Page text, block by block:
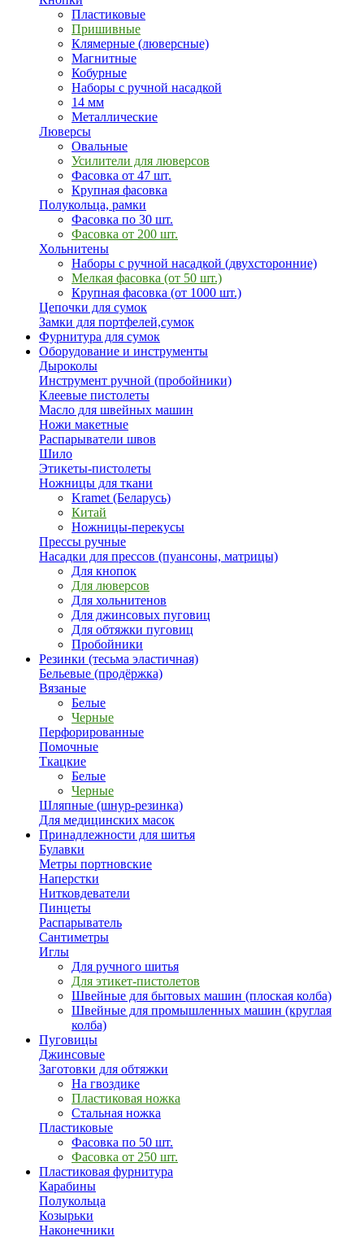
Пластиковые
Пришивные
Клямерные (люверсные)
Магнитные
Кобурные
Наборы с ручной насадкой
14 мм
Металлические
Люверсы
Овальные
Усилители для люверсов
Фасовка от 47 шт.
Крупная фасовка
Полукольца, рамки
Фасовка по 30 шт.
Фасовка от 200 шт.
Хольнитены
Наборы с ручной насадкой (двухсторонние)
Мелкая фасовка (от 50 шт.)
Крупная фасовка (от 1000 шт.)
Цепочки для сумок
Замки для портфелей,сумок
Фурнитура для сумок
Оборудование и инструменты
Дыроколы
Инструмент ручной (пробойники)
Клеевые пистолеты
Масло для швейных машин
Ножи макетные
Распарыватели швов
Шило
Этикеты-пистолеты
Ножницы для ткани
Kramet (Беларусь)
Китай
Ножницы-перекусы
Прессы ручные
Насадки для прессов (пуансоны, матрицы)
Для кнопок
Для люверсов
Для хольнитенов
Для джинсовых пуговиц
Для обтяжки пуговиц
Пробойники
Резинки (тесьма эластичная)
Бельевые (продёржка)
Вязаные
Белые
Черные
Перфорированные
Помочные
Ткацкие
Белые
Черные
Шляпные (шнур-резинка)
Для медицинских масок
Принадлежности для шитья
Булавки
Метры портновские
Наперстки
Нитковдеватели
Пинцеты
Распарыватель
Сантиметры
Иглы
Для ручного шитья
Для этикет-пистолетов
Швейные для бытовых машин (плоская колба)
Швейные для промышленных машин (круглая
колба)
Пуговицы
Джинсовые
Заготовки для обтяжки
На гвоздике
Пластиковая ножка
Стальная ножка
Пластиковые
Фасовка по 50 шт.
Фасовка от 250 шт.
Пластиковая фурнитура
Карабины
Полукольца
Козырьки
Наконечники